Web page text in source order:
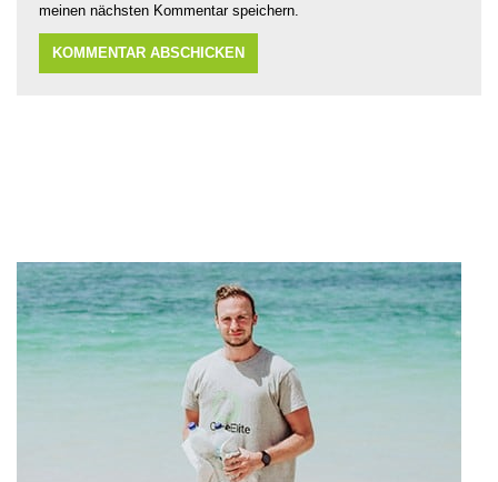
meinen nächsten Kommentar speichern.